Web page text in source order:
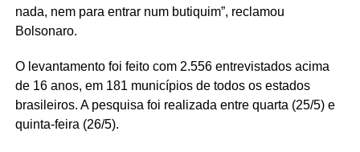
nada, nem para entrar num butiquim”, reclamou
Bolsonaro.
O levantamento foi feito com 2.556 entrevistados acima
de 16 anos, em 181 municípios de todos os estados
brasileiros. A pesquisa foi realizada entre quarta (25/5) e
quinta-feira (26/5).